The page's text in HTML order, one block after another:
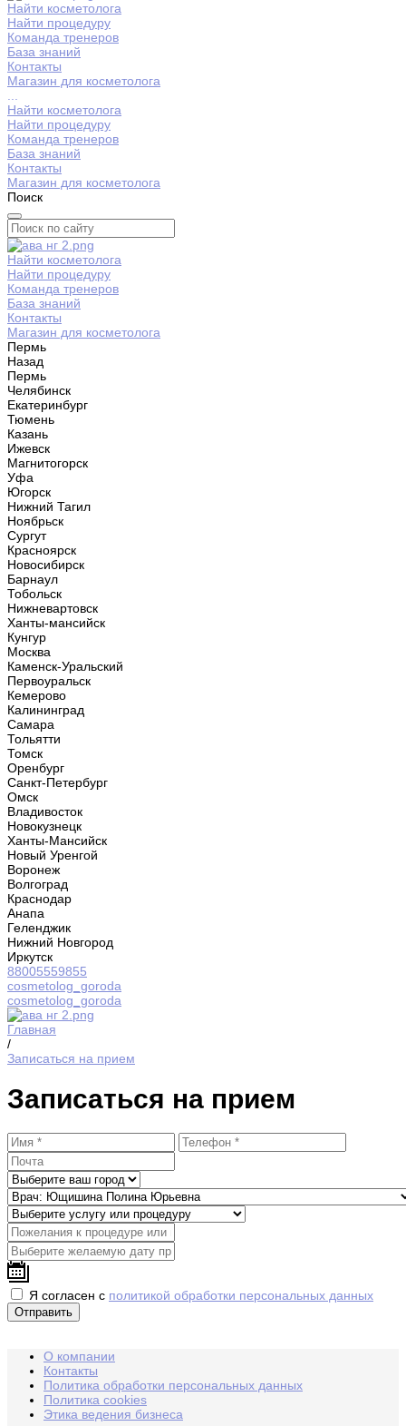
Найти косметолога
Найти процедуру
Команда тренеров
База знаний
Контакты
Магазин для косметолога
Найти косметолога
Найти процедуру
Команда тренеров
База знаний
Контакты
Магазин для косметолога
Поиск
Найти косметолога
Найти процедуру
Команда тренеров
База знаний
Контакты
Магазин для косметолога
Пермь
Назад
Пермь
Челябинск
Екатеринбург
Тюмень
Казань
Ижевск
Магнитогорск
Уфа
Югорск
Нижний Тагил
Ноябрьск
Сургут
Красноярск
Новосибирск
Барнаул
Тобольск
Нижневартовск
Ханты-мансийск
Кунгур
Москва
Каменск-Уральский
Первоуральск
Кемерово
Калининград
Самара
Тольятти
Томск
Оренбург
Санкт-Петербург
Омск
Владивосток
Новокузнецк
Ханты-Мансийск
Новый Уренгой
Воронеж
Волгоград
Краснодар
Анапа
Геленджик
Нижний Новгород
Иркутск
88005559855
cosmetolog_goroda
cosmetolog_goroda
Главная
/
Записаться на прием
Записаться на прием
Я согласен с политикой обработки персональных данных
О компании
Контакты
Политика обработки персональных данных
Политика cookies
Этика ведения бизнеса